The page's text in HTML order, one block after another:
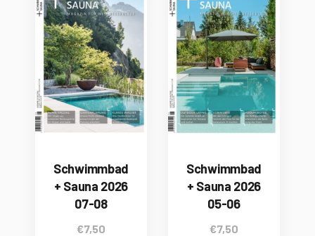
Schwimmbad
+ Sauna 2026
07-08
€7,50
Schwimmbad
+ Sauna 2026
05-06
€7,50